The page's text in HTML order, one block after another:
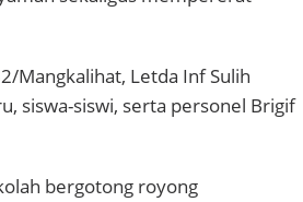
Mangkalihat, Letda Inf Sulih
siswa-siswi, serta personel Brigif
bergotong royong